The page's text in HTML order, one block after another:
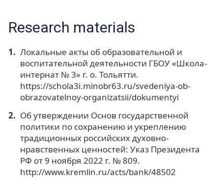
Research materials
Локальные акты об образовательной и
воспитательной деятельности ГБОУ «Школа-
интернат № 3» г. о. Тольятти.
https://schola3i.minobr63.ru/svedeniya-ob-
obrazovatelnoy-organizatsii/dokumentyi
Об утверждении Основ государственной
политики по сохранению и укреплению
традиционных российских духовно-
нравственных ценностей: Указ Президента
РФ от 9 ноября 2022 г. № 809.
http://www.kremlin.ru/acts/bank/48502